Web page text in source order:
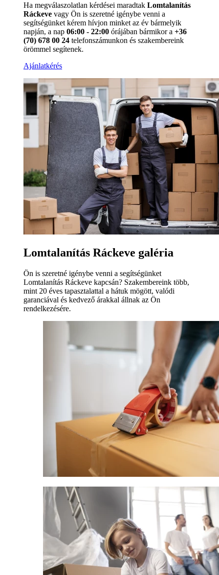
Ha megválaszolatlan kérdései maradtak Lomtalanítás
Ráckeve vagy Ön is szeretné igénybe venni a
segítségünket kérem hívjon minket az év bármelyik
napján, a nap 06:00 - 22:00 órájában bármikor a +36
(70) 678 00 24 telefonszámunkon és szakembereink
örömmel segítenek.
Ajánlatkérés
Lomtalanítás Ráckeve galéria
Ön is szeretné igénybe venni a segítségünket
Lomtalanítás Ráckeve kapcsán? Szakembereink több,
mint 20 éves tapasztalattal a hátuk mögött, valódi
garanciával és kedvező árakkal állnak az Ön
rendelkezésére.